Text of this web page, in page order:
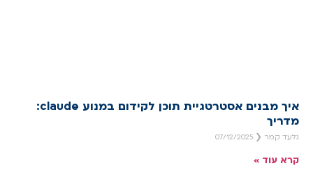
איך מבנים אסטרטגיית תוכן לקידום במנוע claude:
מדריך
גלעד קמר
קרא עוד »